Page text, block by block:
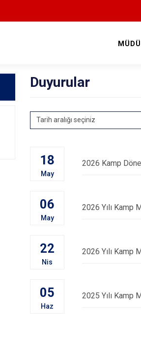
Duyurular
Tarih aralığı seçiniz
18
May
2026 Kamp
06
May
2026 Yılı Kamp
22
Nis
2026 Yılı Kamp
05
Haz
2025 Yılı Kamp